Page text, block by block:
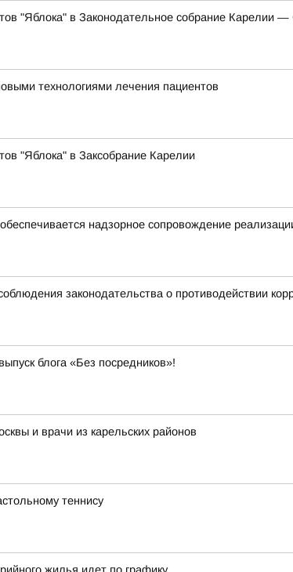
"Яблока" в Законодательное собрание Карелии
технологиями лечения пациентов
"Яблока" в Заксобрание Карелии
надзорное сопровождение
законодательства о противодействии
блога «Без посредников»!
и врачи из карельских районов
теннису